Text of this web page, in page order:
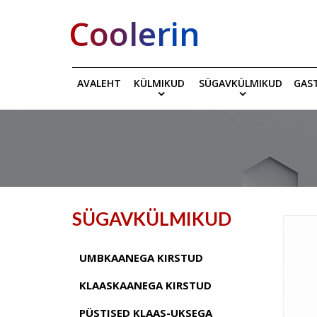
Coolerin
AVALEHT KÜLMIKUD SÜGAVKÜLMIKUD
SÜGAVKÜLMIKUD
UMBKAANEGA KIRSTUD
KLAASKAANEGA KIRSTUD
PÜSTISED KLAAS-UKSEGA